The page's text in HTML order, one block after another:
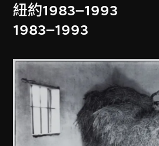
紐約1983–1993
1983–1993